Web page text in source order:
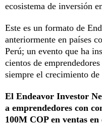
ecosistema de inversión
Este es un formato de
anteriormente en países
Perú; un evento que ha
cientos de
siempre el crecimiento de
El Endeavor Investor
a emprendedores con
100M COP en ventas en